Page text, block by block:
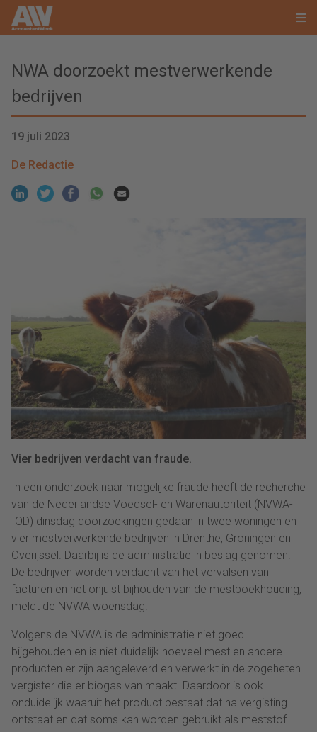
NWA doorzoekt mestverwerkende
bedrijven
19 juli 2023
De Redactie
Vier bedrijven verdacht van fraude.
In een onderzoek naar mogelijke fraude heeft de recherche
van de Nederlandse Voedsel- en Warenautoriteit (NVWA-
IOD) dinsdag doorzoekingen gedaan in twee woningen en
vier mestverwerkende bedrijven in Drenthe, Groningen en
Overijssel. Daarbij is de administratie in beslag genomen.
De bedrijven worden verdacht van het vervalsen van
facturen en het onjuist bijhouden van de mestboekhouding,
meldt de NVWA woensdag.
Volgens de NVWA is de administratie niet goed
bijgehouden en is niet duidelijk hoeveel mest en andere
producten er zijn aangeleverd en verwerkt in de zogeheten
vergister die er biogas van maakt. Daardoor is ook
onduidelijk waaruit het product bestaat dat na vergisting
ontstaat en dat soms kan worden gebruikt als meststof.